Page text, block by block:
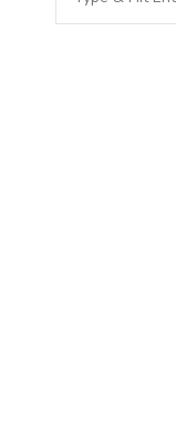
for